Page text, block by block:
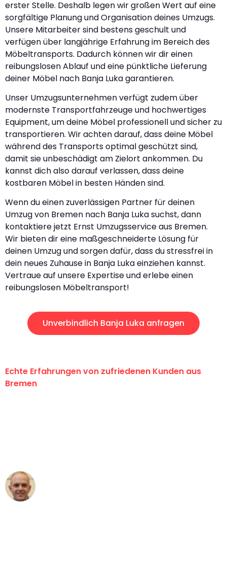
erster Stelle. Deshalb legen wir großen Wert auf eine
sorgfältige Planung und Organisation deines Umzugs.
Unsere Mitarbeiter sind bestens geschult und
verfügen über langjährige Erfahrung im Bereich des
Möbeltransports. Dadurch können wir dir einen
reibungslosen Ablauf und eine pünktliche Lieferung
deiner Möbel nach Banja Luka garantieren.
Unser Umzugsunternehmen verfügt zudem über
modernste Transportfahrzeuge und hochwertiges
Equipment, um deine Möbel professionell und sicher zu
transportieren. Wir achten darauf, dass deine Möbel
während des Transports optimal geschützt sind,
damit sie unbeschädigt am Zielort ankommen. Du
kannst dich also darauf verlassen, dass deine
kostbaren Möbel in besten Händen sind.
Wenn du einen zuverlässigen Partner für deinen
Umzug von Bremen nach Banja Luka suchst, dann
kontaktiere jetzt Ernst Umzugsservice aus Bremen.
Wir bieten dir eine maßgeschneiderte Lösung für
deinen Umzug und sorgen dafür, dass du stressfrei in
dein neues Zuhause in Banja Luka einziehen kannst.
Vertraue auf unsere Expertise und erlebe einen
reibungslosen Möbeltransport!
Unverbindlich Banja Luka anfragen
Echte Erfahrungen von zufriedenen Kunden aus
Bremen